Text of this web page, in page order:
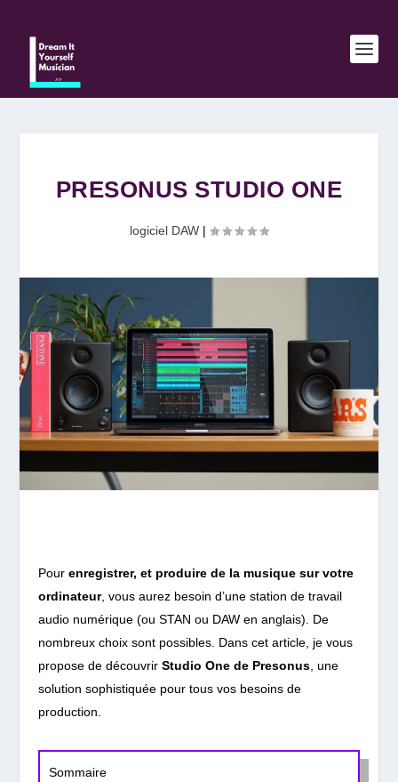
PRESONUS STUDIO ONE
logiciel DAW |
Pour enregistrer, et produire de la musique sur votre
ordinateur, vous aurez besoin d’une station de travail
audio numérique (ou STAN ou DAW en anglais). De
nombreux choix sont possibles. Dans cet article, je vous
propose de découvrir Studio One de Presonus, une
solution sophistiquée pour tous vos besoins de
production.
Sommaire